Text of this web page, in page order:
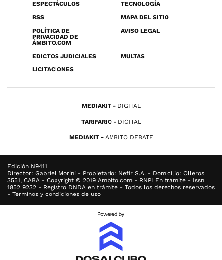
ESPECTÁCULOS
TECNOLOGÍA
RSS
MAPA DEL SITIO
POLÍTICA DE
PRIVACIDAD DE
ÁMBITO.COM
AVISO LEGAL
EDICTOS JUDICIALES
MULTAS
LICITACIONES
MEDIAKIT DIGITAL
TARIFARIO DIGITAL
MEDIAKIT AMBITO DEBATE
Edición N9411
Director: Gabriel Morini - Propietario: Nefir S.A. - Domicilio: Olleros
3551, CABA - Copyright © 2019 Ambito.com - RNPI En trámite - Issn
1852 9232 - Registro DNDA en trámite - Todos los derechos reservados
- Términos y condiciones de uso